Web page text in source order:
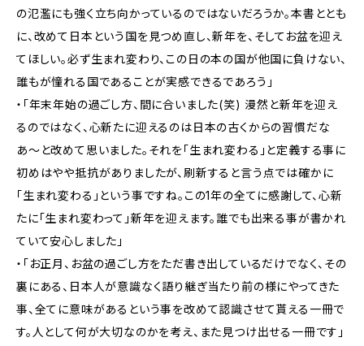
の氾濫にも強く立ち向かっているのではないだろうか。本書ととも
に、改めて日本という国を見つめ直し、新年を、そしてお盆を迎え
てほしい。必ず生まれ変わり、この日の本の国が他国に負けない、
誰もが憧れる国であることが実感できるであろう」
・「年末年始の過ごし方、間に合いました(笑) 漫然と新年を迎え
るのではなく、心新たに迎えるのは日本の古くからの習慣だな
あ〜と改めて思いました。それを「生まれ変わる」と定義する事に
初めはやや抵抗がありましたが、刷新すると言う点では確かに
「生まれ変わる」という事ですね。この1年の全てに感謝して、心新
たに「生まれ変わって」新年を迎えます。誰でも出来る事が書かれ
ていて安心しました」
・「お正月、お盆の過ごし方をただ書き出しているだけでなく、その
裏にある、日本人が意識なく語り継ぎ当たり前の様にやってきた
事、全てに意味があるという事を改めて認識させて貰える一冊で
す。人として何が大切なのかを考え、また見つけ出せる一冊です」